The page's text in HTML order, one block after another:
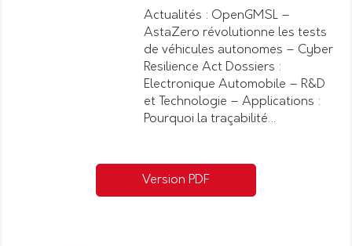
Actualités : OpenGMSL –
AstaZero révolutionne les tests
de véhicules autonomes – Cyber
Resilience Act Dossiers :
Electronique Automobile – R&D
et Technologie – Applications :
Pourquoi la traçabilité…
Version PDF